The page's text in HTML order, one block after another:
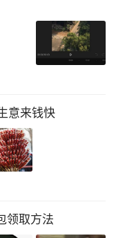
意来钱快
领取方法